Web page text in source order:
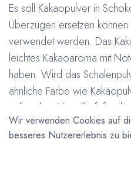
Es soll Kakaopulver in
Überzügen ersetzen
verwendet werden. Das
leichtes Kakaoaroma mit
haben. Wird das
ähnliche Farbe wie
soll zudem Vorteilhaft für
6% Fettanteil hat es noch
entfettetes Kakaopulver.
höheren Anteil an
Wir verwenden Cookies auf
besseres Nutzererlebnis zu